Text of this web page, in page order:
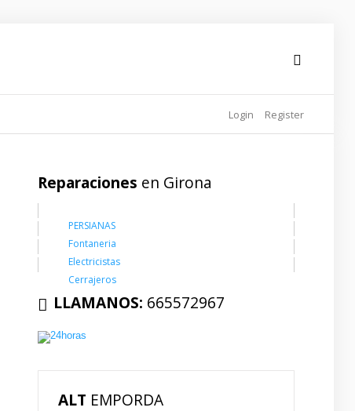
Register
Login
Reparaciones en Girona
PERSIANAS
Fontaneria
Electricistas
Cerrajeros
LLAMANOS: 665572967
ALT EMPORDA